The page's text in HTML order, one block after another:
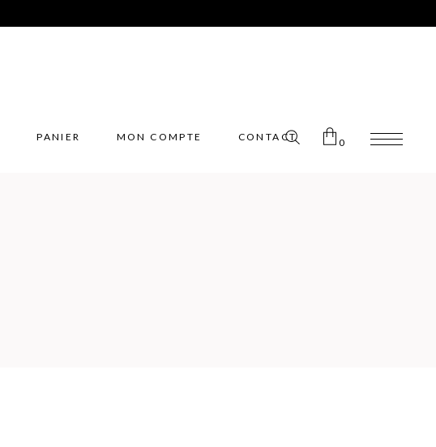
PANIER MON COMPTE CONTACT 0